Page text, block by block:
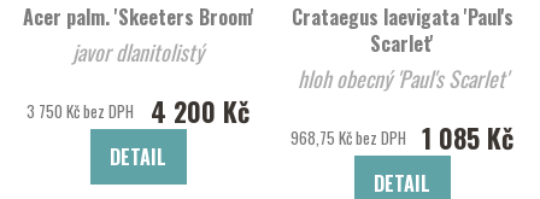
Acer palm. 'Skeeters Broom'
javor dlanitolistý
3 750 Kč bez DPH 4 200 Kč
DETAIL
Crataegus laevigata 'Paul's
Scarlet'
hloh obecný 'Paul's Scarlet'
968,75 Kč bez DPH 1 085 Kč
DETAIL